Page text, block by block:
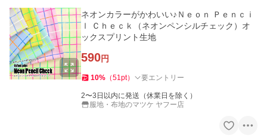
ネオンカラーがかわいい♪Ｎｅｏｎ Ｐｅｎｃｉ
ｌ Ｃｈｅｃｋ（ネオンペンシルチェック）オ
ックスプリント生地
590円
10% （51pt） 要エントリー
2〜3日以内に発送（休業日を除く）
服地・布地のマツケ ヤフー店